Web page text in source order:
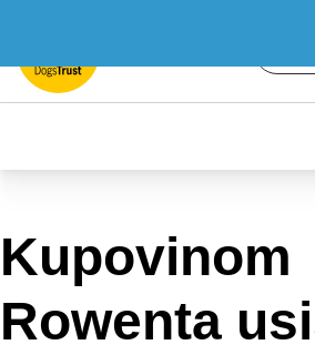
Kupovinom
Rowenta